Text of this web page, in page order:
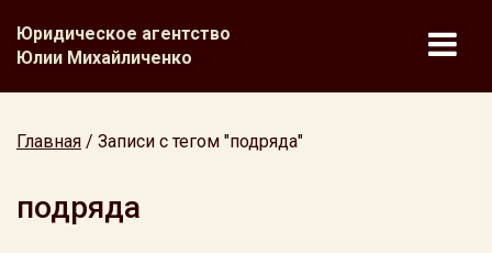
Юридическое агентство
Юлии Михайличенко
Главная / Записи с тегом "подряда"
подряда